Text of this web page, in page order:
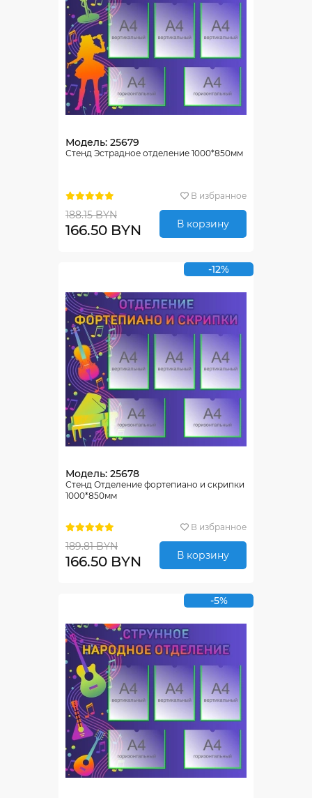
Модель: 25679
Стенд Эстрадное отделение 1000*850мм
В избранное
188.15 BYN
166.50 BYN В корзину
-12%
Модель: 25678
Стенд Отделение фортепиано и скрипки
1000*850мм
В избранное
189.81 BYN
166.50 BYN В корзину
-5%